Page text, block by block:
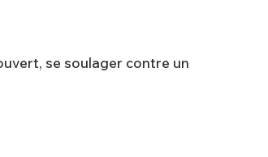
se soulager contre un